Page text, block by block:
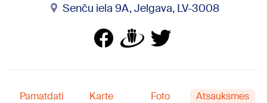
Senču iela 9A, Jelgava, LV-3008
Pamatdati Karte Foto Atsauksmes